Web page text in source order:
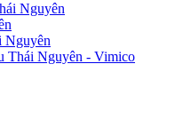
Nguyên
Nguyên
Thái Nguyên - Vimico